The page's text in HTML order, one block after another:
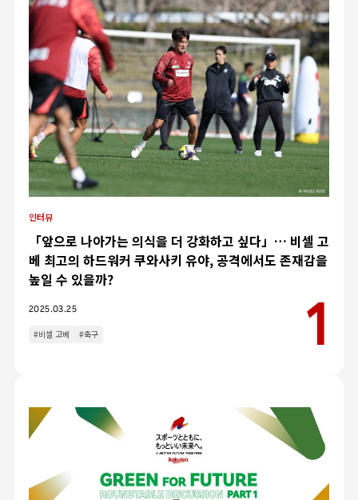
인터뷰
「앞으로 나아가는 의식을 더 강화하고 싶다」… 비셀 고
베 최고의 하드워커 쿠와사키 유야, 공격에서도 존재감을
높일 수 있을까?
2025.03.25
#비셀 고베 #축구